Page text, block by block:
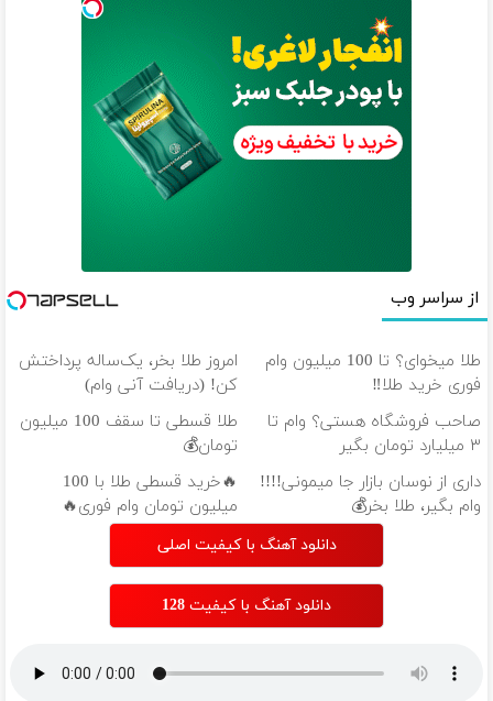
از سراسر وب
طلا میخوای؟ تا 100 میلیون وام
فوری خرید طلا‼️
امروز طلا بخر، یک‌ساله پرداختش
کن! (دریافت آنی وام)
صاحب فروشگاه هستی؟ وام تا
۳ میلیارد تومان بگیر
طلا قسطی تا سقف 100 میلیون
تومان💰
داری از نوسان بازار جا میمونی!!!!
وام بگیر، طلا بخر💰
🔥خرید قسطی طلا با 100
میلیون تومان وام فوری🔥
دانلود آهنگ با کیفیت اصلی
دانلود آهنگ با کیفیت 128